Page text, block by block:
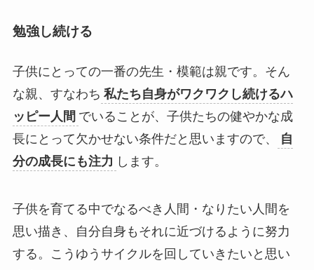
勉強し続ける
子供にとっての一番の先生・模範は親です。そん
な親、すなわち 私たち自身がワクワクし続けるハ
ッピー人間 でいることが、子供たちの健やかな成
長にとって欠かせない条件だと思いますので、
自
分の成長にも注力 します。
子供を育てる中でなるべき人間・なりたい人間を
思い描き、自分自身もそれに近づけるように努力
する。こうゆうサイクルを回していきたいと思い